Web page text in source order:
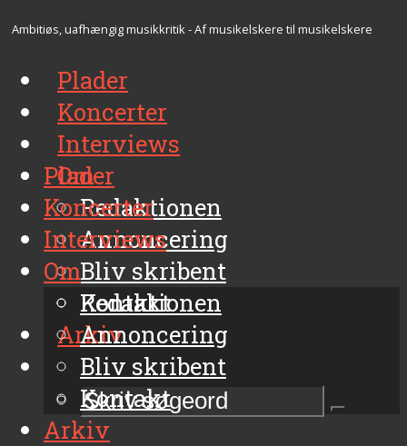
Ambitiøs, uafhængig musikkritik - Af musikelskere til musikelskere
Plader
Koncerter
Interviews
Om
Redaktionen
Annoncering
Bliv skribent
Kontakt
Arkiv
Plader
Koncerter
Interviews
Om
Redaktionen
Annoncering
Bliv skribent
Kontakt
Arkiv